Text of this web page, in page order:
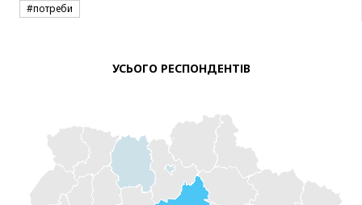
#потреби
УСЬОГО РЕСПОНДЕНТІВ